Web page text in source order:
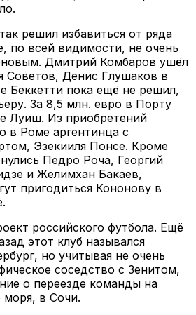
решил избавиться от ряда
по всей видимости, не очень
Дмитрий Комбаров ушёл
Советов, Денис Глушаков в
Беккетти пока ещё не решил,
За 8,5 млн. евро в Порту
Луиш. Из приобретений
в Роме аргентинца с
Эзекииля Понсе. Кроме
Педро Роча, Георгий
и Желимхан Бакаев,
пригодиться Кононову в
российского футбола. Ещё
этот клуб назывался
но учитывая не очень
соседство с Зенитом,
о переезде команды на
моря, в Сочи.